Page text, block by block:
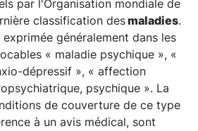
par l'Organisation mondiale de
classification desmaladies.
généralement dans les
« maladie psychique », «
dépressif », « affection
psychique ». La
de couverture de ce type
à un avis médical, sont